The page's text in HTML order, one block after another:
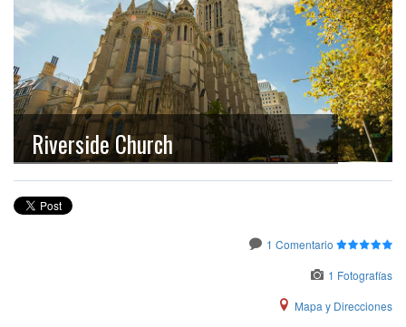
Riverside Church
1 Comentario
1 Fotografías
Mapa y Direcciones